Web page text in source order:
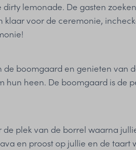
lemonade. De gasten
klaar voor de ceremonie,
de boomgaard en genieten van
hun heen. De boomgaard is de
plek van de borrel waarna
en proost op jullie en de taart